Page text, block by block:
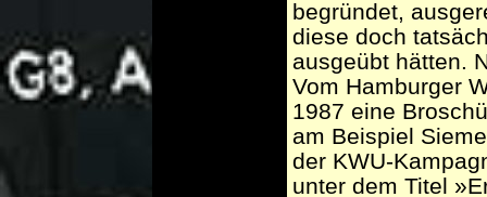
begründet,
diese doch
ausgeübt hätten.
Vom Hamburger
1987 eine
am Beispiel
der KWU-
unter dem Titel